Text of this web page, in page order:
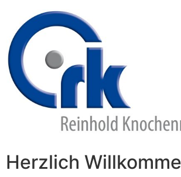
Inhalt
springen
Herzlich